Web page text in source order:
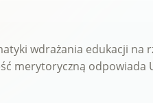
wdrażania edukacji na
merytoryczną odpowiada